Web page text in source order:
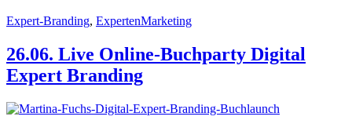
Expert-Branding, ExpertenMarketing
26.06. Live Online-Buchparty Digital
Expert Branding